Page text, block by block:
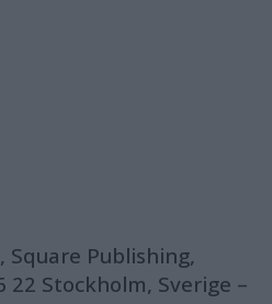
Square Publishing,
22 Stockholm, Sverige –